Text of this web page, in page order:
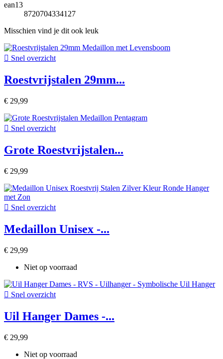
ean13
8720704334127
Misschien vind je dit ook leuk
 Snel overzicht
Roestvrijstalen 29mm...
€ 29,99
 Snel overzicht
Grote Roestvrijstalen...
€ 29,99
 Snel overzicht
Medaillon Unisex -...
€ 29,99
Niet op voorraad
 Snel overzicht
Uil Hanger Dames -...
€ 29,99
Niet op voorraad